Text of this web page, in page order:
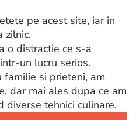
pe acest site, iar in
zilnic.
o distractie ce s-a
un lucru serios.
familie si prieteni, am
dar mai ales dupa ce am
tehnici culinare.